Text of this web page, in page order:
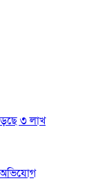
৩ লাখ
অভিযোগ